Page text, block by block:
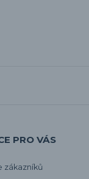
PRO VÁS
zákazníků